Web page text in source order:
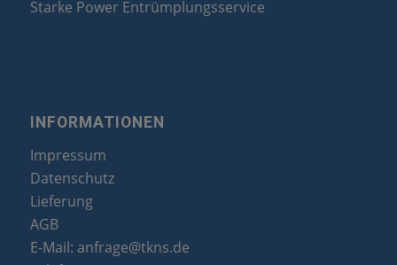
Starke Power Entrümplungsservice
INFORMATIONEN
Impressum
Datenschutz
Lieferung
AGB
E-Mail: anfrage@tkns.de